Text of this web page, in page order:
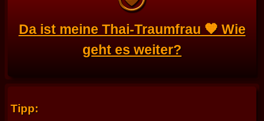
Da ist meine Thai-Traumfrau 🧡 Wie
geht es weiter?
Tipp: